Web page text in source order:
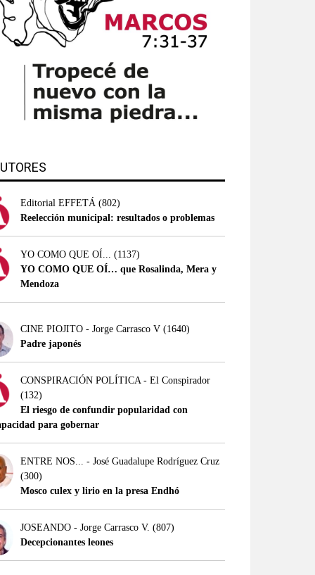
Editorial EFFETÁ (802)
Reelección municipal: resultados o problemas
YO COMO QUE OÍ... (1137)
YO COMO QUE OÍ… que Rosalinda, Mera y
Mendoza
CINE PIOJITO - Jorge Carrasco V (1640)
Padre japonés
CONSPIRACIÓN POLÍTICA - El Conspirador
(132)
El riesgo de confundir popularidad con
para gobernar
ENTRE NOS... - José Guadalupe Rodríguez Cruz
(300)
Mosco culex y lirio en la presa Endhó
JOSEANDO - Jorge Carrasco V. (807)
Decepcionantes leones